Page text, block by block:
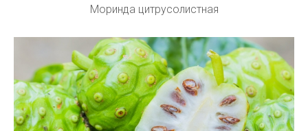
Моринда цитрусолистная